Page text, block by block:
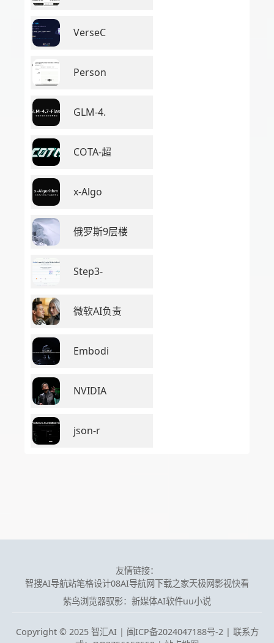
VerseC
Person
GLM-4.
COTA-超
x-Algo
俄罗斯9层楼
Step3-
微软AI负责
Embodi
NVIDIA
json-r
友情链接：
智搜AI导航站笔格设计08AI导航网下载之家天极网影视快看
紫鸟浏览器驭影：新媒体AI软件uu小说
Copyright © 2025 智汇AI | 闽ICP备2024047188号-2 | 联系方